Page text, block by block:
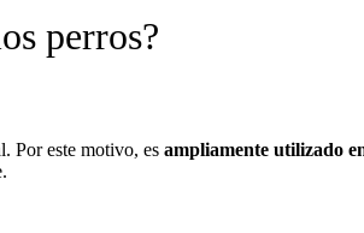
perros?
Por este motivo, es ampliamente utilizado